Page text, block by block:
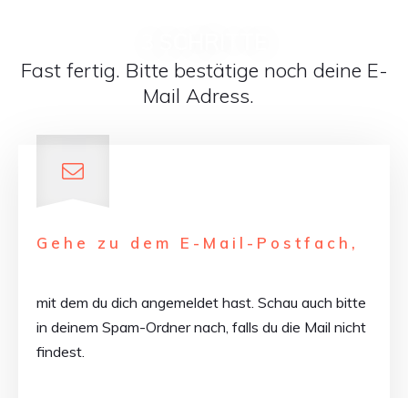
Fast fertig. Bitte bestätige noch deine E-
Mail Adress.
Gehe zu dem E-Mail-Postfach,
mit dem du dich angemeldet hast. Schau auch bitte
in deinem Spam-Ordner nach, falls du die Mail nicht
findest.